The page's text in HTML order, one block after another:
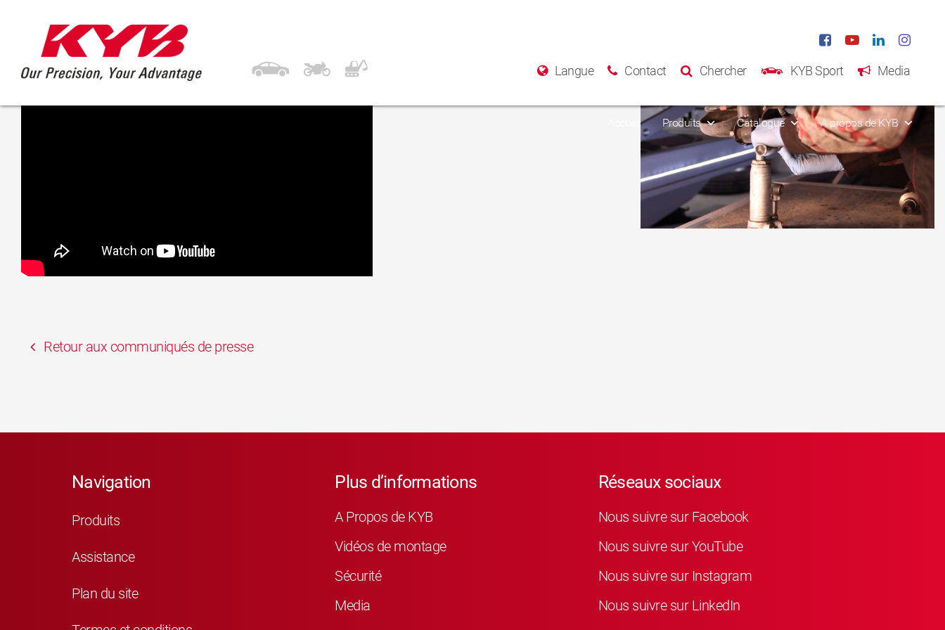
Langue Contact Chercher KYB Sport Media
Accueil Produits Catalogue A propos de KYB
KYB TOYOTA Prius Rear
Retour aux communiqués de presse
Navigation
Produits
Assistance
Plan du site
Plus d’informations
A Propos de KYB
Vidéos de montage
Sécurité
Media
Réseaux sociaux
Nous suivre sur Facebook
Nous suivre sur YouTube
Nous suivre sur Instagram
Nous suivre sur LinkedIn